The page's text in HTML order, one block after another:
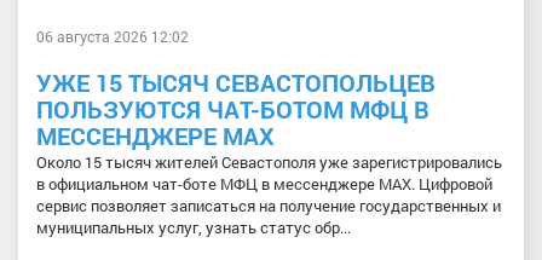
06 августа 2026 12:02
УЖЕ 15 ТЫСЯЧ СЕВАСТОПОЛЬЦЕВ
ПОЛЬЗУЮТСЯ ЧАТ-БОТОМ МФЦ В
МЕССЕНДЖЕРЕ МАХ
Около 15 тысяч жителей Севастополя уже зарегистрировались
в официальном чат-боте МФЦ в мессенджере МАХ. Цифровой
сервис позволяет записаться на получение государственных и
муниципальных услуг, узнать статус обр...